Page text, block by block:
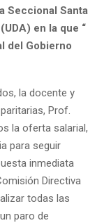
Seccional Santa
en la que “
del Gobierno
la docente y
Prof.
la oferta salarial,
para seguir
inmediata
Directiva
todas las
paro de